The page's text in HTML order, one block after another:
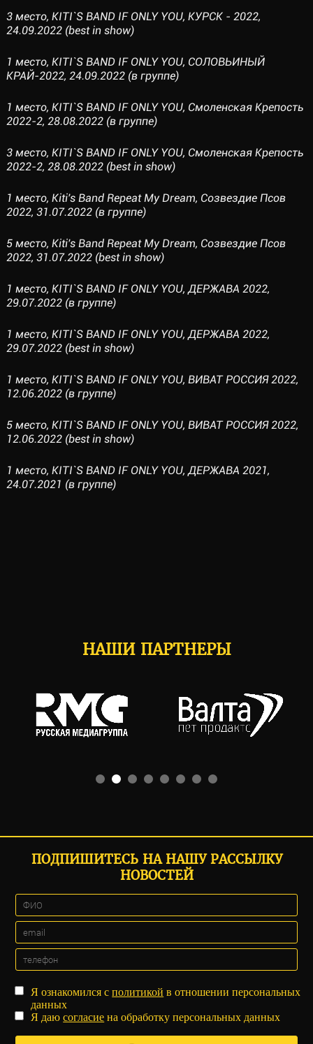
3 место, KITI`S BAND IF ONLY YOU, КУРСК - 2022,
24.09.2022 (best in show)
1 место, KITI`S BAND IF ONLY YOU, СОЛОВЬИНЫЙ
КРАЙ-2022, 24.09.2022 (в группе)
1 место, KITI`S BAND IF ONLY YOU, Смоленская Крепость
2022-2, 28.08.2022 (в группе)
3 место, KITI`S BAND IF ONLY YOU, Смоленская Крепость
2022-2, 28.08.2022 (best in show)
1 место, Kiti's Band Repeat My Dream, Созвездие Псов
2022, 31.07.2022 (в группе)
5 место, Kiti's Band Repeat My Dream, Созвездие Псов
2022, 31.07.2022 (best in show)
1 место, KITI`S BAND IF ONLY YOU, ДЕРЖАВА 2022,
29.07.2022 (в группе)
1 место, KITI`S BAND IF ONLY YOU, ДЕРЖАВА 2022,
29.07.2022 (best in show)
1 место, KITI`S BAND IF ONLY YOU, ВИВАТ РОССИЯ 2022,
12.06.2022 (в группе)
5 место, KITI`S BAND IF ONLY YOU, ВИВАТ РОССИЯ 2022,
12.06.2022 (best in show)
1 место, KITI`S BAND IF ONLY YOU, ДЕРЖАВА 2021,
24.07.2021 (в группе)
НАШИ ПАРТНЕРЫ
ПОДПИШИТЕСЬ НА НАШУ РАССЫЛКУ
НОВОСТЕЙ
Я ознакомился сполитикой в отношении персональных
данных
Я даюсогласие на обработку персональных данных